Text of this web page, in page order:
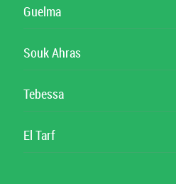
Guelma
Souk Ahras
Tebessa
El Tarf